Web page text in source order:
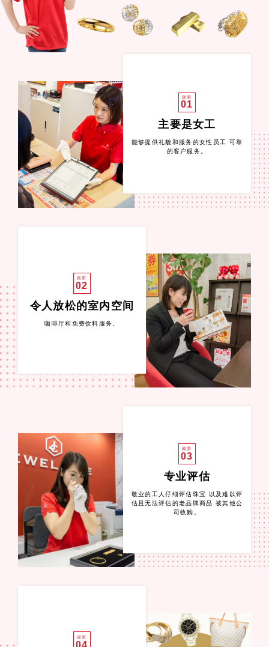
政策
01
主要是女工
能够提供礼貌和服务的女性员工 可靠
的客户服务。
政策
02
令人放松的室内空间
咖啡厅和免费饮料服务。
政策
03
专业评估
敬业的工人仔细评估珠宝 以及难以评
估且无法评估的老品牌商品 被其他公
司收购。
政策
04